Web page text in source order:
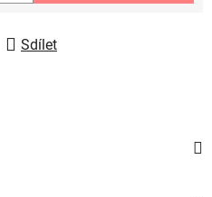
Sdílet